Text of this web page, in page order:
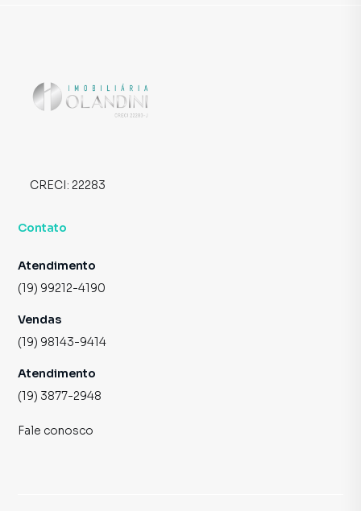
CRECI: 22283
Contato
Atendimento
(19) 99212-4190
Vendas
(19) 98143-9414
Atendimento
(19) 3877-2948
Fale conosco